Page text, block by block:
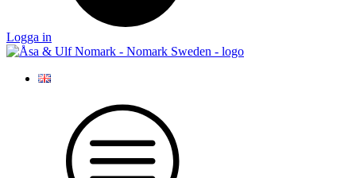
Logga in